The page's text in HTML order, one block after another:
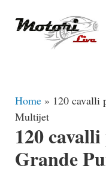
Home » 120 cavalli
Multijet
120
Grande